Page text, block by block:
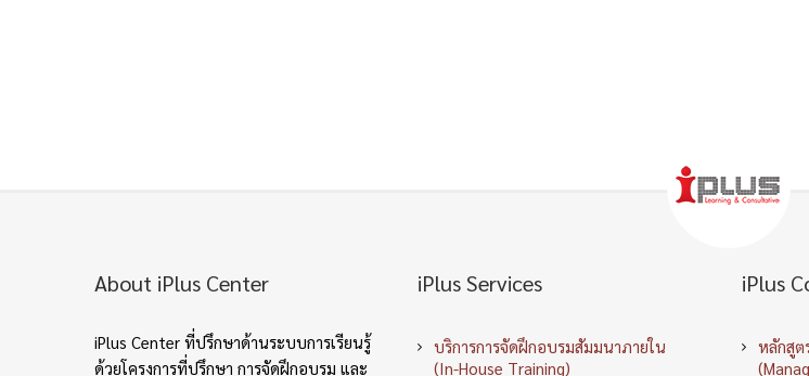
About iPlus Center
iPlus Center ที่ปรึกษาด้านระบบการเรียนรู้
ด้วยโครงการที่ปรึกษา การจัดฝึกอบรม และ
iPlus Services
บริการการจัดฝึกอบรมสัมมนาภายใน
(In-House Training)
iPlus
หลักสูต